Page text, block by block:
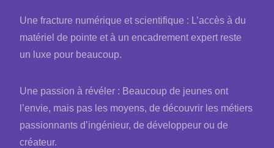
Une fracture numérique et scientifique : L’accès à du
matériel de pointe et à un encadrement expert reste
un luxe pour beaucoup.
Une passion à révéler : Beaucoup de jeunes ont
l’envie, mais pas les moyens, de découvrir les métiers
passionnants d’ingénieur, de développeur ou de
créateur.